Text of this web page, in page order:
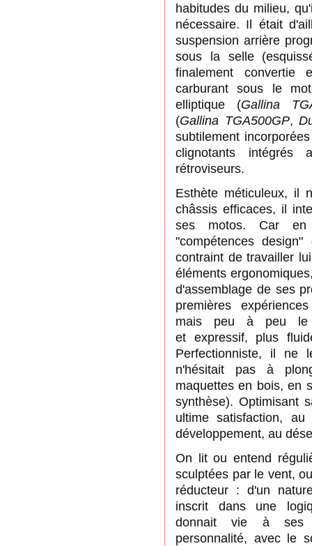
habitudes du milieu,
nécessaire. Il était
suspension arrière
sous la selle
finalement convertie
carburant sous le
elliptique (Gallina
(Gallina TGA500GP,
subtilement
clignotants intégrés
rétroviseurs.
Esthète méticuleux, il
châssis efficaces, il
ses motos. Car en
"compétences
contraint de travailler
éléments
d'assemblage de ses
premières
mais peu à peu
et expressif, plus
Perfectionniste, il
ne
n'hésitait pas à
maquettes en bois, en
synthèse). Optimisant
ultime satisfaction, au
développement, au
On lit ou entend
sculptées par le vent,
réducteur : d'un
inscrit dans une
donnait vie à ses
personnalité, avec le